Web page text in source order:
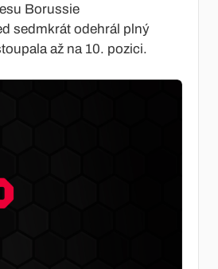
Borussie
sedmkrát odehrál plný
až na 10. pozici.